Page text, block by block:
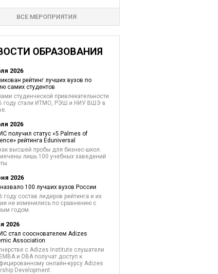
ВСЕ МЕРОПРИЯТИЯ
ОБРАЗОВАНИЯ
2026
рейтинг лучших вузов по
самих студентов
студенческой привлекательности
году стали ИТМО, РЭШ и НИУ ВШЭ в
2026
получил статус «5 Palmes of
рейтинга Eduniversal
высшей пробы для бизнес-школ.
лишь 100 учебных заведений
2026
назвало 100 лучших вузов России
году состав лидеров рейтинга и их
не изменились по сравнению с
годом.
2026
стал сооснователем Adizes
Association
с Adizes Institute слушатели
и DBA получат доступ к
онлайн-курсу Adizes
Development.